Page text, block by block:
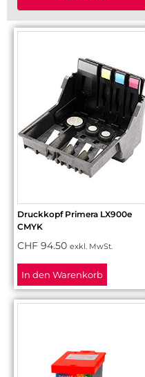
Druckkopf Primera LX900e
CMYK
CHF 94.50 exkl. MwSt.
In den Warenkorb